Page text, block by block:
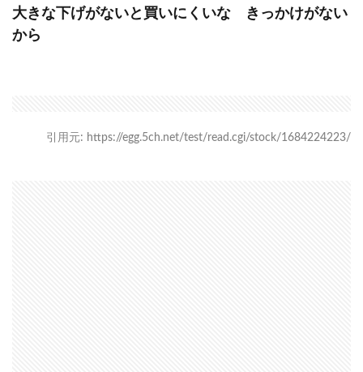
大きな下げがないと買いにくいな きっかけがない
から
引用元: https://egg.5ch.net/test/read.cgi/stock/1684224223/